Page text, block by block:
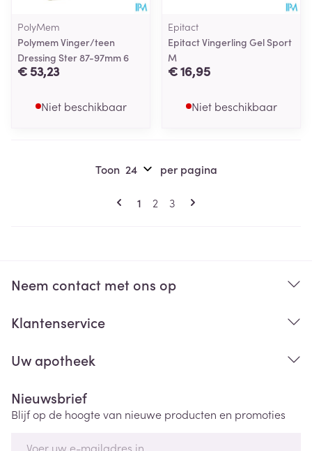
PolyMem
Polymem Vinger/teen
Dressing Ster 87-97mm 6
€ 53,23
Niet beschikbaar
Epitact
Epitact Vingerling Gel Sport
M
€ 16,95
Niet beschikbaar
Pagina's
U lees momenteel pagina
1 Pagina
2 Pagina
3
Toon per pagina
Neem contact met ons op
Klantenservice
Uw apotheek
Nieuwsbrief
Blijf op de hoogte van nieuwe producten en promoties